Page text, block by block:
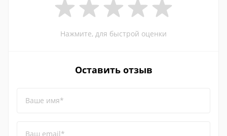
Нажмите, для быстрой оценки
Оставить отзыв
Ваше имя*
Ваш email*